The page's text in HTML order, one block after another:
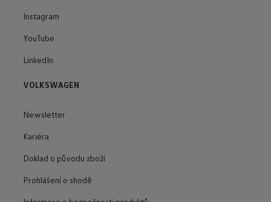
Instagram
YouTube
LinkedIn
VOLKSWAGEN
Newsletter
Kariéra
Doklad o původu zboží
Prohlášení o shodě